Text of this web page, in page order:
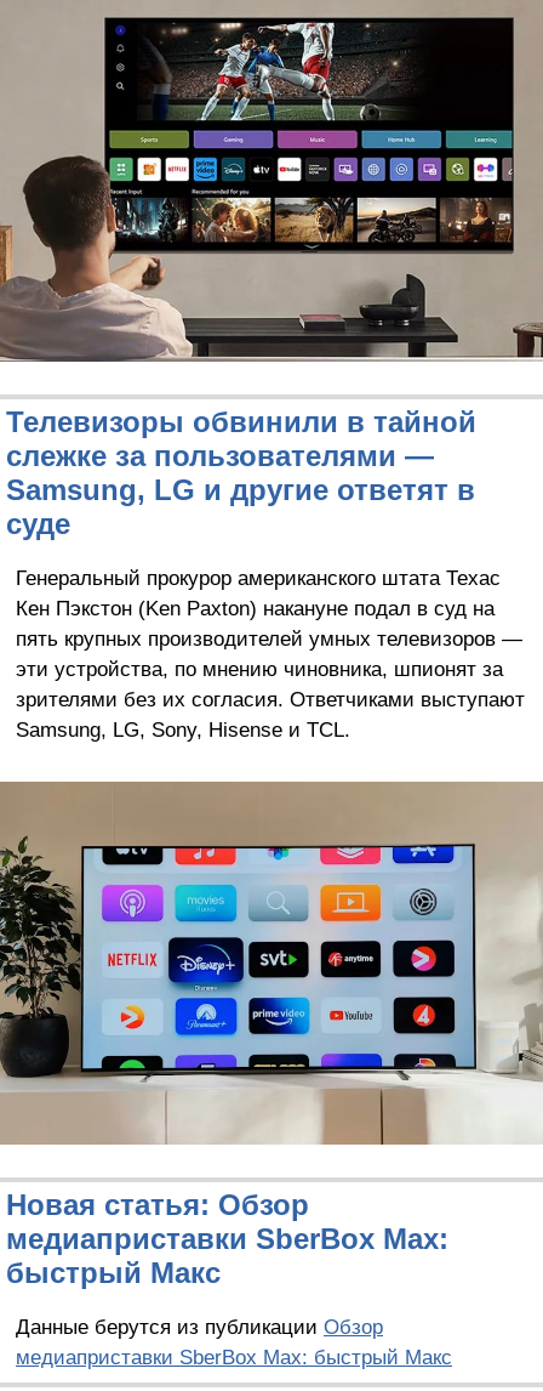
Телевизоры обвинили в тайной
слежке за пользователями —
Samsung, LG и другие ответят в
суде
Генеральный прокурор американского штата Техас
Кен Пэкстон (Ken Paxton) накануне подал в суд на
пять крупных производителей умных телевизоров —
эти устройства, по мнению чиновника, шпионят за
зрителями без их согласия. Ответчиками выступают
Samsung, LG, Sony, Hisense и TCL.
Новая статья: Обзор
медиаприставки SberBox Max:
быстрый Макс
Данные берутся из публикации Обзор
медиаприставки SberBox Max: быстрый Макс